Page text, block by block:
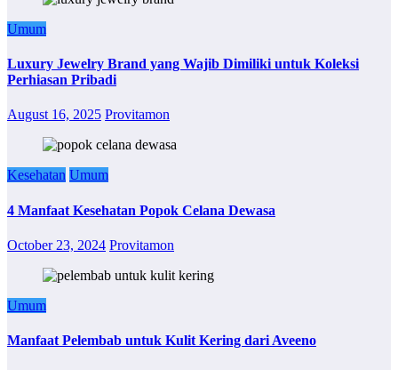
Umum
Luxury Jewelry Brand yang Wajib Dimiliki untuk Koleksi
Perhiasan Pribadi
August 16, 2025 Provitamon
Kesehatan Umum
4 Manfaat Kesehatan Popok Celana Dewasa
October 23, 2024 Provitamon
Umum
Manfaat Pelembab untuk Kulit Kering dari Aveeno